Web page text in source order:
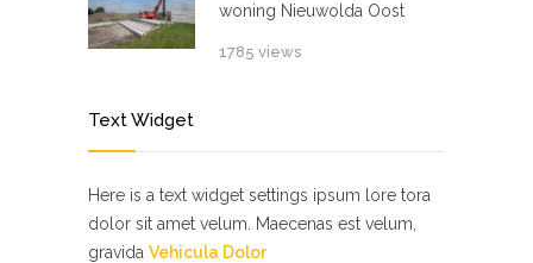
woning Nieuwolda Oost
1785 views
Text Widget
Here is a text widget settings ipsum lore tora
dolor sit amet velum. Maecenas est velum,
gravida Vehicula Dolor